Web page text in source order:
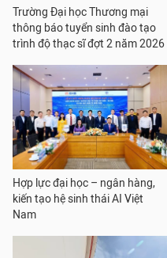
Trường Đại học Thương mại
thông báo tuyển sinh đào tạo
trình độ thạc sĩ đợt 2 năm 2026
Hợp lực đại học – ngân hàng,
kiến tạo hệ sinh thái AI Việt
Nam